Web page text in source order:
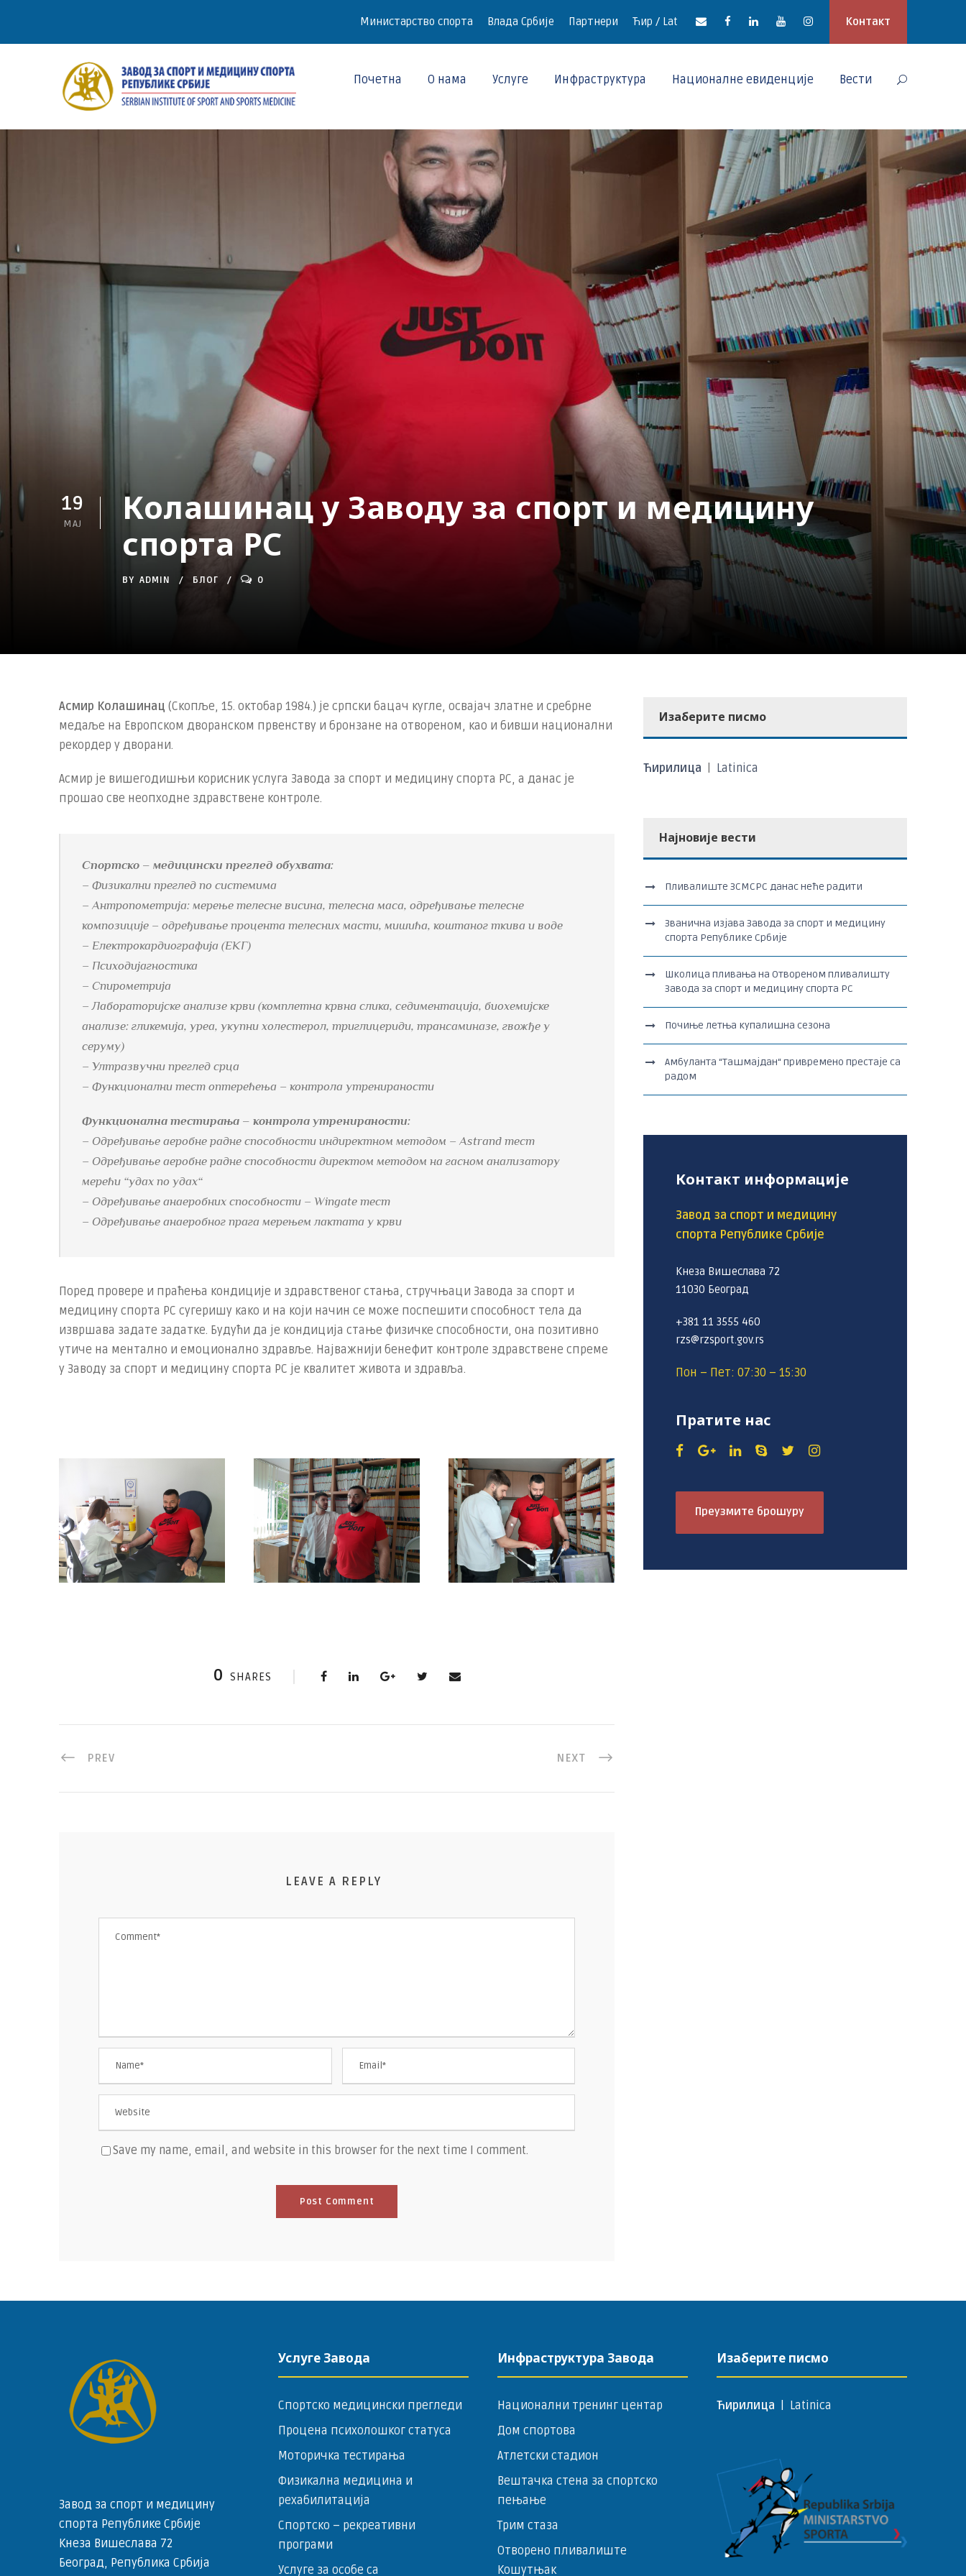
Министарство спорта Влада Србије Партнери Ћир / Lat Контакт
Почетна О нама Услуге Инфраструктура Националне евиденције Вести
19
МАЈ
Колашинац у Заводу за спорт и медицину
спорта РС
BY ADMIN БЛОГ 0
Асмир Колашинац (Скопље, 15. октобар 1984.) је српски бацач кугле, освајач златне и сребрне
медаље на Европском дворанском првенству и бронзане на отвореном, као и бивши национални
рекордер у дворани.
Асмир је вишегодишњи корисник услуга Завода за спорт и медицину спорта РС, а данас је
прошао све неопходне здравствене контроле.
Спортско – медицински преглед обухвата:
– Физикални преглед по системима
– Антропометрија: мерење телесне висина, телесна маса, одређивање телесне
композиције – одређивање процента телесних масти, мишића, коштаног ткива и воде
– Електрокардиографија (ЕКГ)
– Психодијагностика
– Спирометрија
– Лабораторијске анализе крви (комплетна крвна слика, седиментација, биохемијске
анализе: гликемија, уреа, укупни холестерол, триглицериди, трансаминазе, гвожђе у
серуму)
– Ултразвучни преглед срца
– Функционални тест оптерећења – контрола утренираности
Функционална тестирања – контрола утренираности:
– Одређивање аеробне радне способности индиректном методом – Astrand тест
– Одређивање аеробне радне способности директом методом на гасном анализатору
мерећи “удах по удах“
– Одређивање анаеробних способности – Wingate тест
– Одређивање анаеробног прага мерењем лактата у крви
Поред провере и праћења кондиције и здравственог стања, стручњаци Завода за спорт и
медицину спорта РС сугеришу како и на који начин се може поспешити способност тела да
извршава задате задатке. Будући да је кондиција стање физичке способности, она позитивно
утиче на ментално и емоционално здравље. Најважнији бенефит контроле здравствене спреме
у Заводу за спорт и медицину спорта РС је квалитет живота и здравља.
0 SHARES
PREV NEXT
LEAVE A REPLY
Save my name, email, and website in this browser for the next time I comment.
Изаберите писмо
Ћирилица Latinica
Најновије вести
Пливалиште ЗСМСРС данас неће радити
Званична изјава Завода за спорт и медицину
спорта Републике Србије
Школица пливања на Отвореном пливалишту
Завода за спорт и медицину спорта РС
Почиње летња купалишна сезона
Амбуланта “Ташмајдан“ привремено престаје са
радом
Контакт информације
Завод за спорт и медицину
спорта Републике Србије
Кнеза Вишеслава 72
11030 Београд
+381 11 3555 460
rzs@rzsport.gov.rs
Пон – Пет: 07:30 – 15:30
Пратите нас
Преузмите брошуру
Завод за спорт и медицину
спорта Републике Србије
Кнеза Вишеслава 72
Београд, Република Србија
Услуге Завода
Спортско медицински прегледи
Процена психолошког статуса
Моторичка тестирања
Физикална медицина и
рехабилитација
Спортско – ­рекреативни
програми
Услуге за особе са
Инфраструктура Завода
Национални тренинг центар
Дом спортова
Атлетски стадион
Вештачка стена за спортско
пењање
Трим стаза
Отворено пливалиште
Кошутњак
Изаберите писмо
Ћирилица Latinica